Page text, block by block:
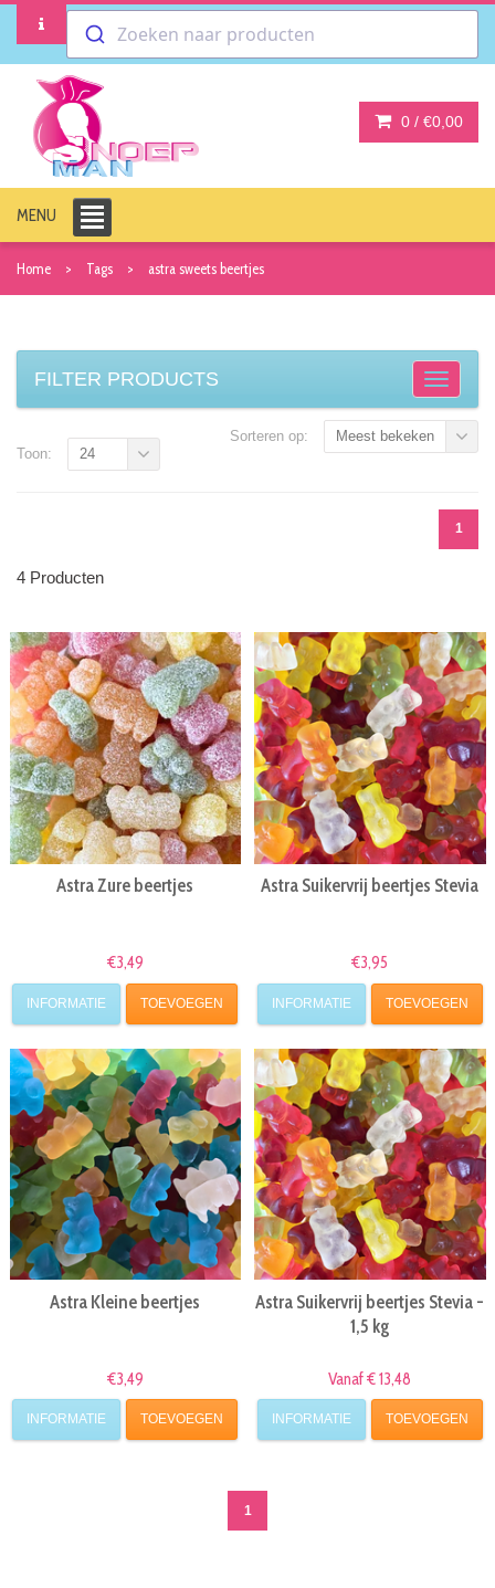
Zoeken naar producten
0 / €0,00
MENU
Home Tags astra sweets beertjes
FILTER PRODUCTS
Sorteren op: Meest bekeken
1
Toon: 24
4 Producten
Astra Zure beertjes
€3,49
INFORMATIE TOEVOEGEN
Astra Suikervrij beertjes Stevia
€3,95
INFORMATIE TOEVOEGEN
Astra Kleine beertjes
€3,49
INFORMATIE TOEVOEGEN
Astra Suikervrij beertjes Stevia -
1,5 kg
Vanaf € 13,48
INFORMATIE TOEVOEGEN
1